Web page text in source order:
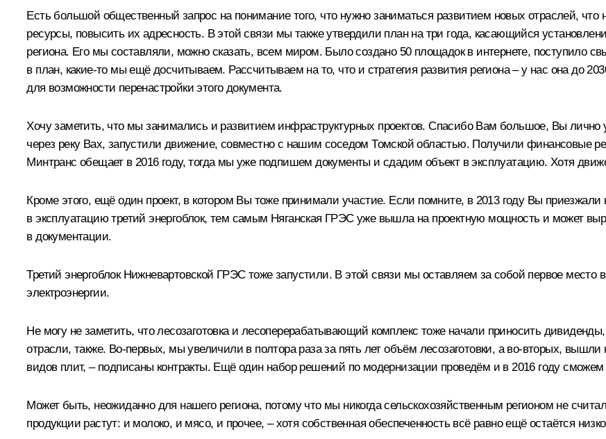
Есть большой общественный запрос на понимание того, что нужно заниматься развитием новых отраслей,
ресурсы, повысить их адресность. В этой связи мы также утвердили план на три года, касающийся
региона. Его мы составляли, можно сказать, всем миром. Было создано 50 площадок в интернете, поступило
в план, какие‑то мы ещё досчитываем. Рассчитываем на то, что и стратегия развития региона – у нас она до
для возможности перенастройки этого документа.
Хочу заметить, что мы занимались и развитием инфраструктурных проектов. Спасибо Вам большое, Вы лично
через реку Вах, запустили движение, совместно с нашим соседом Томской областью. Получили финансовые
Минтранс обещает в 2016 году, тогда мы уже подпишем документы и сдадим объект в эксплуатацию. Хотя
Кроме этого, ещё один проект, в котором Вы тоже принимали участие. Если помните, в 2013 году Вы
в эксплуатацию третий энергоблок, тем самым Няганская ГРЭС уже вышла на проектную мощность и может
в документации.
Третий энергоблок Нижневартовской ГРЭС тоже запустили. В этой связи мы оставляем за собой первое место
электроэнергии.
Не могу не заметить, что лесозаготовка и лесоперерабатывающий комплекс тоже начали приносить
отрасли, также. Во‑первых, мы увеличили в полтора раза за пять лет объём лесозаготовки, а во‑вторых,
видов плит, – подписаны контракты. Ещё один набор решений по модернизации проведём и в 2016 году
Может быть, неожиданно для нашего региона, потому что мы никогда сельскохозяйственным регионом не
продукции растут: и молоко, и мясо, и прочее, – хотя собственная обеспеченность всё равно ещё остаётся